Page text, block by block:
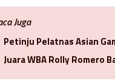
Juga
Petinju Pelatnas Asian
Juara WBA Rolly Romero